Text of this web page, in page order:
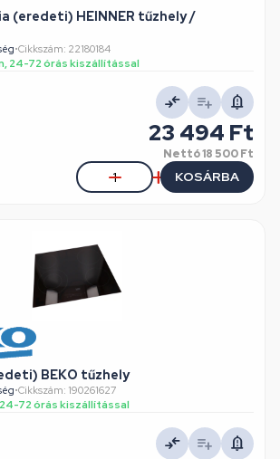
(eredeti) HEINNER tűzhely /
•Cikkszám: 22180184
24-72 órás kiszállítással
23 494 Ft
Nettó18 500 Ft
KOSÁRBA
BEKO tűzhely
•Cikkszám: 190261627
72 órás kiszállítással